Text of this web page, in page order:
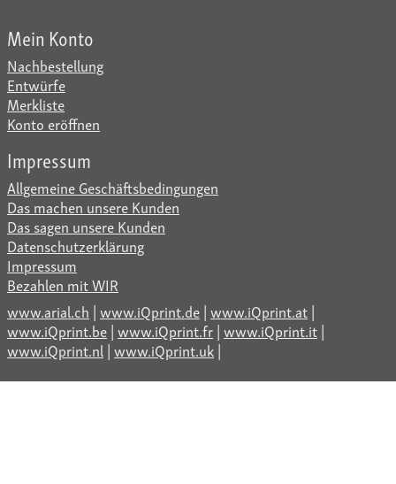
Mein Konto
Nachbestellung
Entwürfe
Merkliste
Konto eröffnen
Impressum
Allgemeine Geschäftsbedingungen
Das machen unsere Kunden
Das sagen unsere Kunden
Datenschutzerklärung
Impressum
Bezahlen mit WIR
www.arial.ch |www.iQprint.de|www.iQprint.at|
www.iQprint.be|www.iQprint.fr|www.iQprint.it|
www.iQprint.nl|www.iQprint.uk|